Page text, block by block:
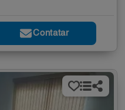
Contatar